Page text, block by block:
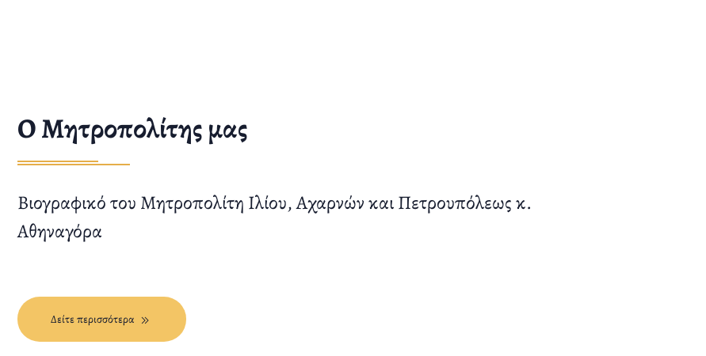
O Μητροπολίτης μας
Βιογραφικό του Μητροπολίτη Ιλίου, Αχαρνών και Πετρουπόλεως κ.
Αθηναγόρα
Δείτε περισσότερα